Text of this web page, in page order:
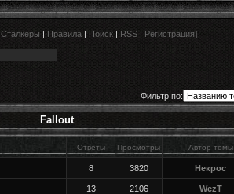
Сталкеры | Правила| Поиск| RSS| Регистрация]
Фильтр по:
Fallout
Ответы Просмотры Автор темы
8 3820 Некрос
13 2106 WezT